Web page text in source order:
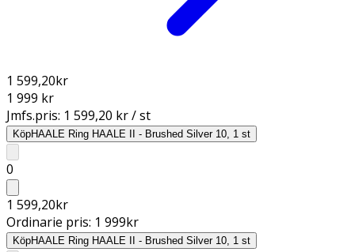
1 599,20kr
1 999 kr
Jmfs.pris: 1 599,20 kr / st
KöpHAALE Ring HAALE II - Brushed Silver 10, 1 st
0
1 599,20kr
Ordinarie pris: 1 999kr
KöpHAALE Ring HAALE II - Brushed Silver 10, 1 st